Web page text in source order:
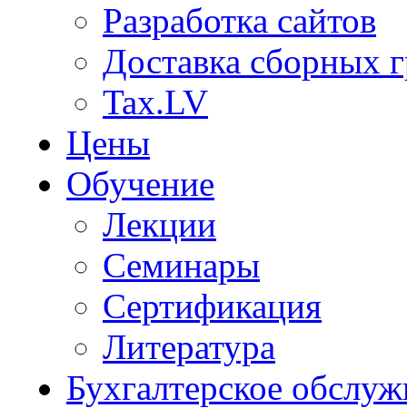
Разработка сайтов
Доставка сборных
Tax.LV
Цены
Обучение
Лекции
Семинары
Сертификация
Литература
Бухгалтерское